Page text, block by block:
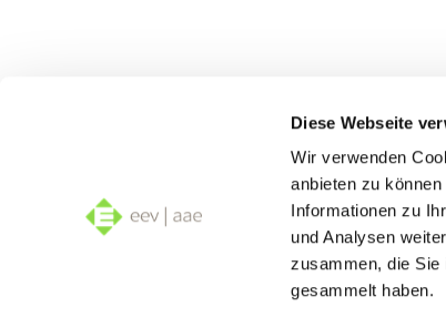
Diese Webseite
Wir verwenden
anbieten zu
Informationen zu
und Analysen
zusammen, die Sie
gesammelt haben.